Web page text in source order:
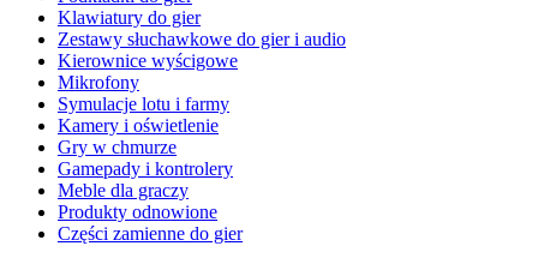
Klawiatury do gier
Zestawy słuchawkowe do gier i audio
Kierownice wyścigowe
Mikrofony
Symulacje lotu i farmy
Kamery i oświetlenie
Gry w chmurze
Gamepady i kontrolery
Meble dla graczy
Produkty odnowione
Części zamienne do gier